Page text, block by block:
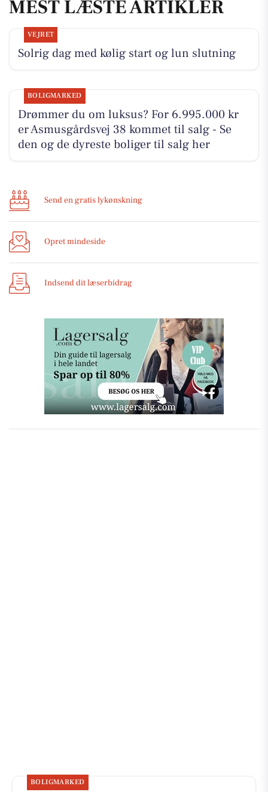
MEST LÆSTE ARTIKLER
VEJRET
Solrig dag med kølig start og lun slutning
BOLIGMARKED
Drømmer du om luksus? For 6.995.000 kr
er Asmusgårdsvej 38 kommet til salg - Se
den og de dyreste boliger til salg her
Send en gratis lykønskning
Opret mindeside
Indsend dit læserbidrag
BOLIGMARKED